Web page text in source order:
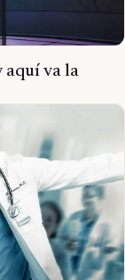
aquí va la